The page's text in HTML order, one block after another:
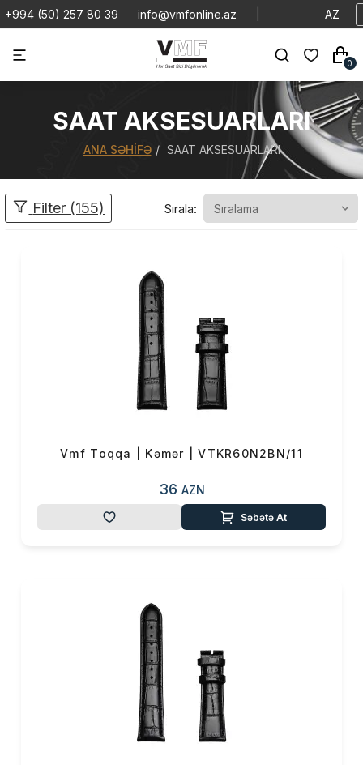
+994 (50) 257 80 39 info@vmfonline.az AZ
0
SAAT AKSESUARLARI
ANA SƏHIFƏ SAAT AKSESUARLARI
Filter (155) Sırala:
Vmf Toqqa | Kəmər | VTKR60N2BN/11
36 AZN
Səbətə At